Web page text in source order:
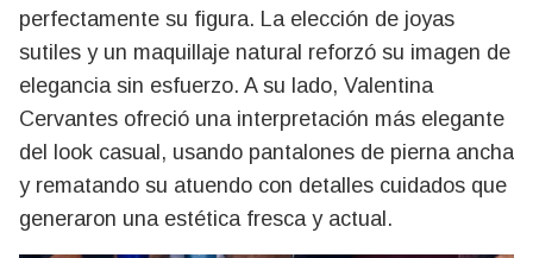
perfectamente su figura. La elección de joyas
sutiles y un maquillaje natural reforzó su imagen de
elegancia sin esfuerzo. A su lado, Valentina
Cervantes ofreció una interpretación más elegante
del look casual, usando pantalones de pierna ancha
y rematando su atuendo con detalles cuidados que
generaron una estética fresca y actual.